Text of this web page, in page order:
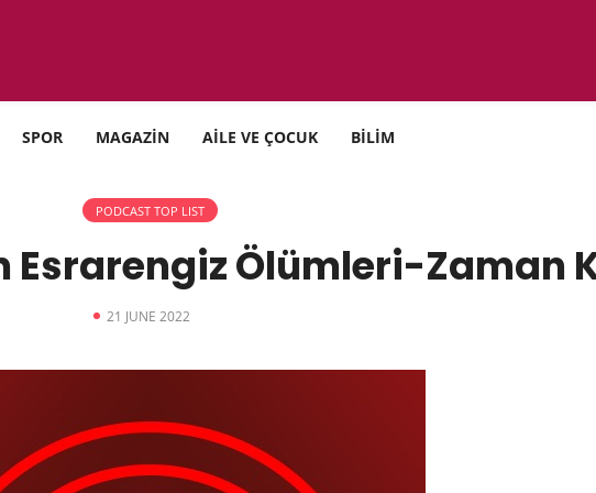
SPOR MAGAZİN AİLE VE ÇOCUK BİLİM
PODCAST TOP LIST
Esrarengiz Ölümleri-Zaman
21 JUNE 2022